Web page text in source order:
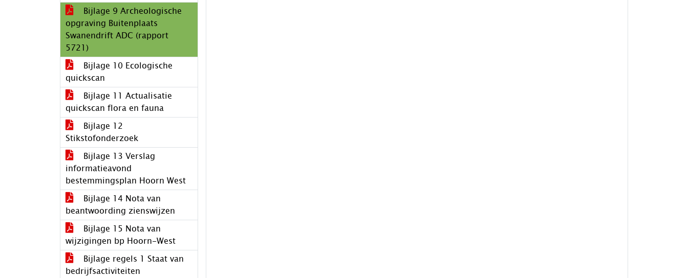
Bijlage 9 Archeologische
opgraving Buitenplaats
Swanendrift ADC (rapport
5721)
Bijlage 10 Ecologische
quickscan
Bijlage 11 Actualisatie
quickscan flora en fauna
Bijlage 12
Stikstofonderzoek
Bijlage 13 Verslag
informatieavond
bestemmingsplan Hoorn West
Bijlage 14 Nota van
beantwoording zienswijzen
Bijlage 15 Nota van
wijzigingen bp Hoorn-West
Bijlage regels 1 Staat van
bedrijfsactiviteiten